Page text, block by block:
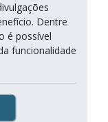
Dentre
é possível
funcionalidade